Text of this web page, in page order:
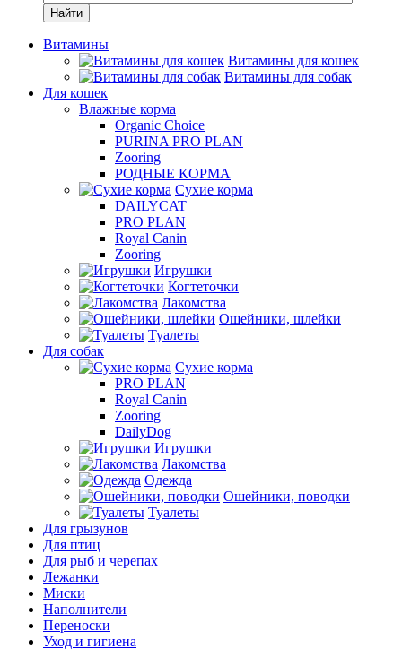
Найти
Витамины
Витамины для кошек
Витамины для собак
Для кошек
Влажные корма
Organic Choice
PURINA PRO PLAN
Zooring
РОДНЫЕ КОРМА
Сухие корма
DAILYCAT
PRO PLAN
Royal Canin
Zooring
Игрушки
Когтеточки
Лакомства
Ошейники, шлейки
Туалеты
Для собак
Сухие корма
PRO PLAN
Royal Canin
Zooring
DailyDog
Игрушки
Лакомства
Одежда
Ошейники, поводки
Туалеты
Для грызунов
Для птиц
Для рыб и черепах
Лежанки
Миски
Наполнители
Переноски
Уход и гигиена